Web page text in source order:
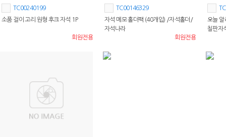
TC00240199
소품 걸이 고리 원형 후크 자석 1P
회원전용
TC00146329
자석 메모 홀더팩 (40개입) /자석홀더/
자석나라
회원전용
오늘 알
칠판자